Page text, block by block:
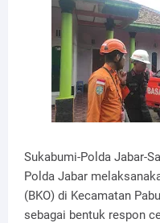
Sukabumi-Polda Jabar-
Polda Jabar
(BKO) di Kecamatan
sebagai bentuk respon